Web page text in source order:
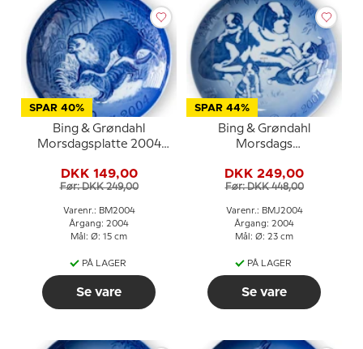
SPAR 40%
Bing & Grøndahl
Morsdagsplatte 2004
DKK 149,00
Før: DKK 249,00
Varenr.: BM2004
Årgang: 2004
Mål: Ø: 15 cm
PÅ LAGER
Se vare
SPAR 44%
Bing & Grøndahl
Morsdags
23 cm
DKK 249,00
Før: DKK 448,00
Varenr.: BMJ2004
Årgang: 2004
Mål: Ø: 23 cm
PÅ LAGER
Se vare